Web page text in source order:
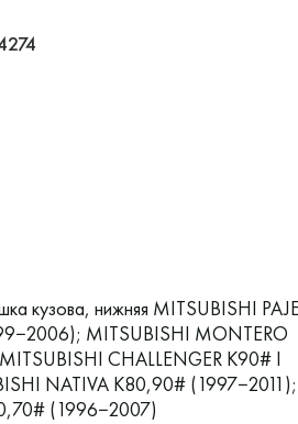
кузова, нижняя MITSUBISHI
MITSUBISHI MONTERO
CHALLENGER K90# I
NATIVA K80,90# (1997−2011);
(1996−2007)